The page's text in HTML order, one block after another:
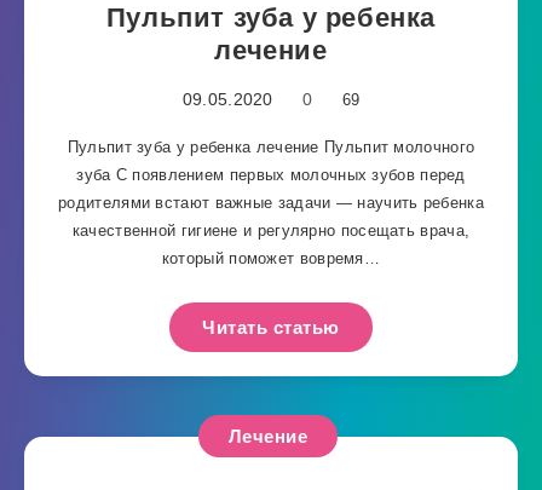
Пульпит зуба у ребенка
лечение
09.05.2020 0 69
Пульпит зуба у ребенка лечение Пульпит молочного
зуба С появлением первых молочных зубов перед
родителями встают важные задачи — научить ребенка
качественной гигиене и регулярно посещать врача,
который поможет вовремя…
Читать статью
Лечение